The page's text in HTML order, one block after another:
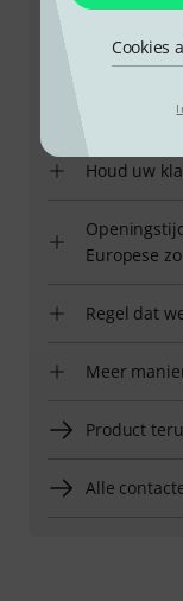
Cookies
Onze
Houd uw
Europese
Regel dat
Meer
Product
Alle